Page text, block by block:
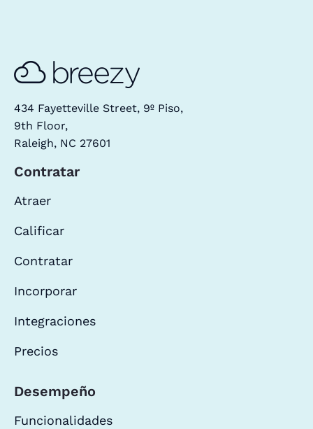
434 Fayetteville Street, 9º Piso,
9th Floor,
Raleigh, NC 27601
Contratar
Atraer
Calificar
Contratar
Incorporar
Integraciones
Precios
Desempeño
Funcionalidades